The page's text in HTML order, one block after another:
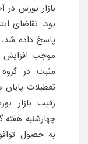
بازار بورس در
بود. تقاضای
پاسخ داده
موجب افزایش
مثبت در
تعطیلات پایان
رقیب بازار
چهارشنبه
به حصول